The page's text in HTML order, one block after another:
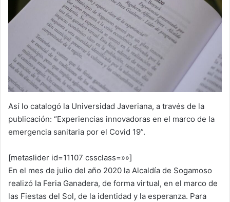
Así lo catalogó la Universidad Javeriana, a través de la
publicación: “Experiencias innovadoras en el marco de la
emergencia sanitaria por el Covid 19”.
[metaslider id=11107 cssclass=»»]
En el mes de julio del año 2020 la Alcaldía de Sogamoso
realizó la Feria Ganadera, de forma virtual, en el marco de
las Fiestas del Sol, de la identidad y la esperanza. Para